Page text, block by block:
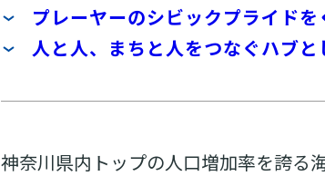
プレーヤーのシビックプライド
人と人、まちと人をつなぐハブと
神奈川県内トップの人口増加率を誇る